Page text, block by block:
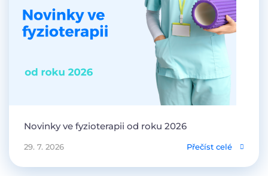
Novinky ve fyzioterapii od roku 2026
29. 7. 2026 Přečíst celé